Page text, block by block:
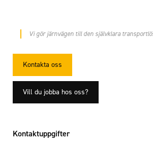
Vi gör järnvägen till den självklara
Kontakta oss
Vill du jobba hos oss?
Kontaktuppgifter